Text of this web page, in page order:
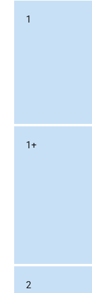
1
1+
2